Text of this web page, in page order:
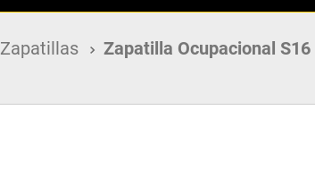
Zapatilla Ocupacional S16